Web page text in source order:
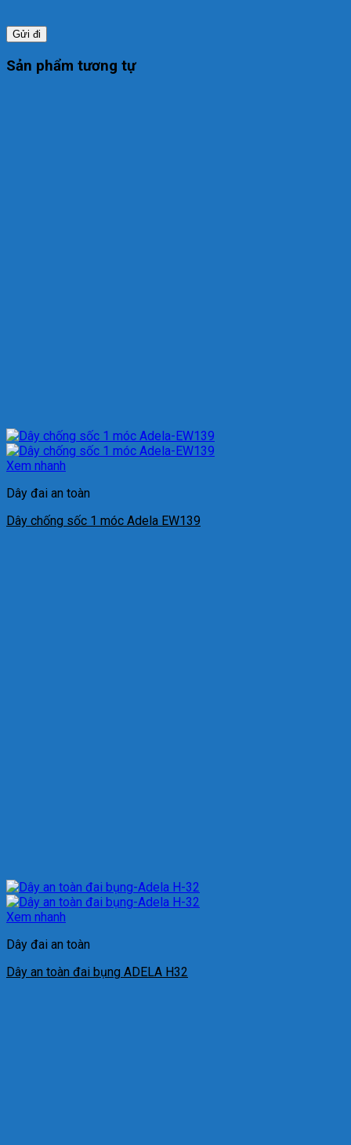
Sản phẩm tương tự
Xem nhanh
Dây đai an toàn
Dây chống sốc 1 móc Adela EW139
Xem nhanh
Dây đai an toàn
Dây an toàn đai bụng ADELA H32